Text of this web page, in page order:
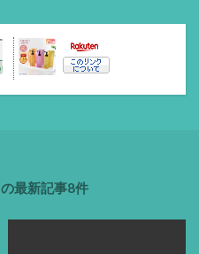
の最新記事8件